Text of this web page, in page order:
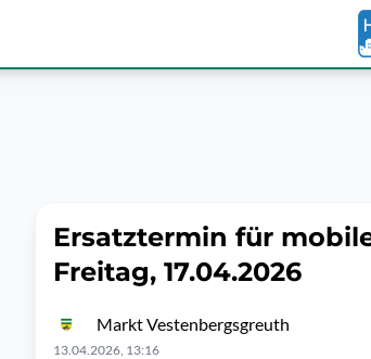
Ersatztermin für
Freitag, 17.04.2026
Markt Vestenbergsgreuth
13.04.2026, 13:16